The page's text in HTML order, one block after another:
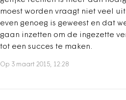
moest worden vraagt niet veel
even genoeg is geweest en dat
gaan inzetten om de ingezette
tot een succes te maken.
Op 3 maart 2015, 12:28